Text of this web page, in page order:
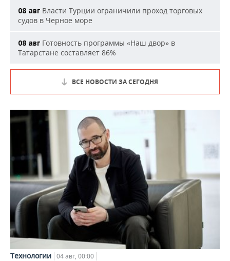
08 авг Власти Турции ограничили проход торговых
судов в Черное море
08 авг Готовность программы «Наш двор» в
Татарстане составляет 86%
ВСЕ НОВОСТИ ЗА СЕГОДНЯ
Технологии 04 авг, 00:00